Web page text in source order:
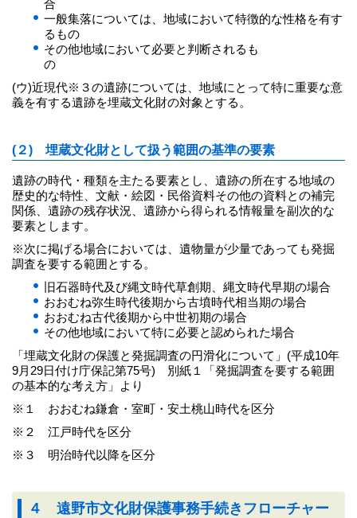
合
一般集落については、地域において特徴的な性格を有す
るもの
その他地域において必要と判断されるも
(ウ)近現代※３の遺跡については、地域にとって特に重要な意
義を有する遺跡を埋蔵文化財の対象とする。
(２) 埋蔵文化財として扱う範囲の基準の要素
遺跡の時代・種類を主たる要素とし、遺跡の所在する地域の
歴史的な特性、文献・絵図・民俗資料その他の資料との補完
関係、遺跡の残存状況、遺跡から得られる情報量を副次的な
要素とします。
※次に掲げる場合においては、遺物量が少量であっても発掘
調査を要する範囲とする。
旧石器時代及び縄文時代草創期、縄文時代早期の場合
おおむね弥生時代後期から古墳時代相当期の場合
おおむね古代後期から中世初期の場合
その他地域において特に必要と認められた場合
「埋蔵文化財の保護と発掘調査の円滑化について」(平成10年
9月29日付け庁保記第75号) 別紙１「発掘調査を要する範囲
の基本的な考え方」より
※１ おおむね鎌倉・室町・安土桃山時代を区分
※２ 江戸時代を区分
※３ 明治時代以降を区分
４ 遠野市文化財保護事務手続きフローチャー